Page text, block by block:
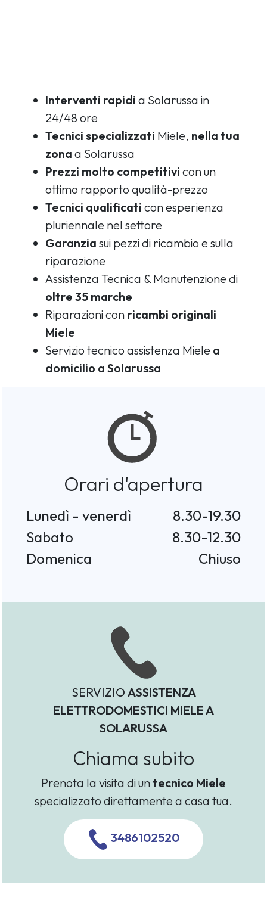
Interventi rapidi a Solarussa in
24/48 ore
Tecnici specializzati Miele, nella tua
zona a Solarussa
Prezzi molto competitivi con un
ottimo rapporto qualità-prezzo
Tecnici qualificati con esperienza
pluriennale nel settore
Garanzia sui pezzi di ricambio e sulla
riparazione
Assistenza Tecnica & Manutenzione di
oltre 35 marche
Riparazioni con ricambi originali
Miele
Servizio tecnico assistenza Miele a
domicilio a Solarussa
Orari d'apertura
Lunedì - venerdì
8.30-19.30
Sabato
8.30-12.30
Domenica
Chiuso
SERVIZIO ASSISTENZA
ELETTRODOMESTICI MIELE A
SOLARUSSA
Chiama subito
Prenota la visita di untecnico Miele
specializzato direttamente a casa tua.
3486102520